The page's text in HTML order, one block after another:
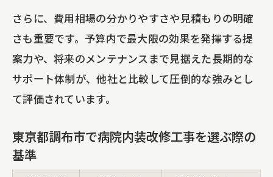
さらに、費用相場の分かりやすさや見積もりの明確
さも重要です。予算内で最大限の効果を発揮する提
案力や、将来のメンテナンスまで見据えた長期的な
サポート体制が、他社と比較して圧倒的な強みとし
て評価されています。
東京都調布市で病院内装改修工事を選ぶ際の
基準